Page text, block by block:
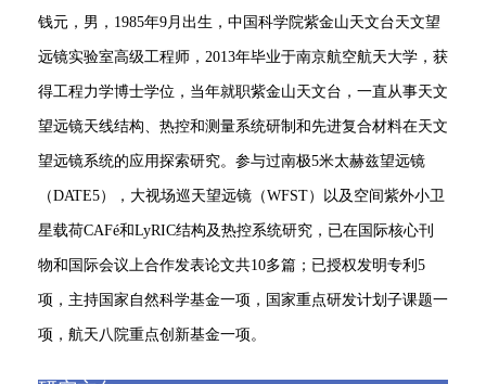
钱元，男，1985年9月出生，中国科学院紫金山天文台天文望
远镜实验室高级工程师，2013年毕业于南京航空航天大学，获
得工程力学博士学位，当年就职紫金山天文台，一直从事天文
望远镜天线结构、热控和测量系统研制和先进复合材料在天文
望远镜系统的应用探索研究。参与过南极5米太赫兹望远镜
（DATE5），大视场巡天望远镜（WFST）以及空间紫外小卫
星载荷CAFé和LyRIC结构及热控系统研究，已在国际核心刊
物和国际会议上合作发表论文共10多篇；已授权发明专利5
项，主持国家自然科学基金一项，国家重点研发计划子课题一
项，航天八院重点创新基金一项。